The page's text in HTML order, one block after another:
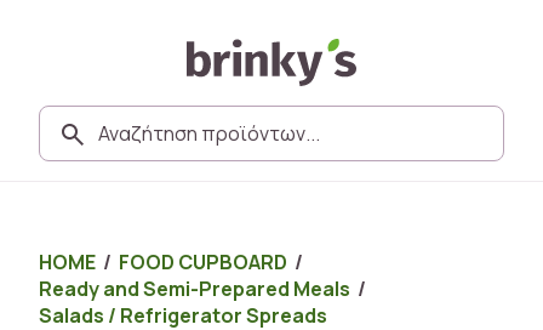
HOME / FOOD CUPBOARD /
Ready and Semi-Prepared Meals /
Salads / Refrigerator Spreads